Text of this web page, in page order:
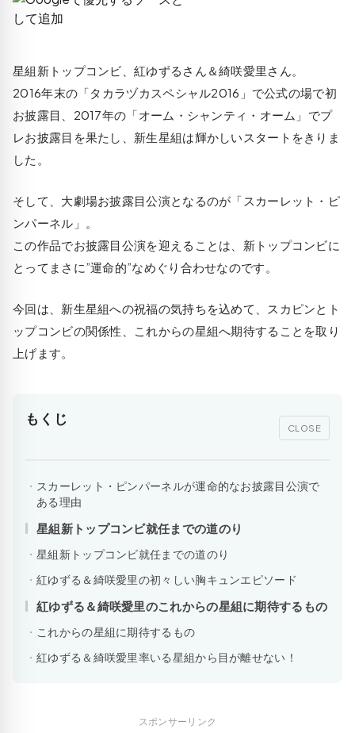
星組新トップコンビ、紅ゆずるさん＆綺咲愛里さん。
2016年末の「タカラヅカスペシャル2016」で公式の場で初
お披露目、2017年の「オーム・シャンティ・オーム」でプ
レお披露目を果たし、新生星組は輝かしいスタートをきりま
した。
そして、大劇場お披露目公演となるのが「スカーレット・ピ
ンパーネル」。
この作品でお披露目公演を迎えることは、新トップコンビに
とってまさに”運命的”なめぐり合わせなのです。
今回は、新生星組への祝福の気持ちを込めて、スカピンとト
ップコンビの関係性、これからの星組へ期待することを取り
上げます。
もくじ
CLOSE
スカーレット・ピンパーネルが運命的なお披露目公演で
ある理由
星組新トップコンビ就任までの道のり
星組新トップコンビ就任までの道のり
紅ゆずる＆綺咲愛里の初々しい胸キュンエピソード
紅ゆずる＆綺咲愛里のこれからの星組に期待するもの
これからの星組に期待するもの
紅ゆずる＆綺咲愛里率いる星組から目が離せない！
スポンサーリンク